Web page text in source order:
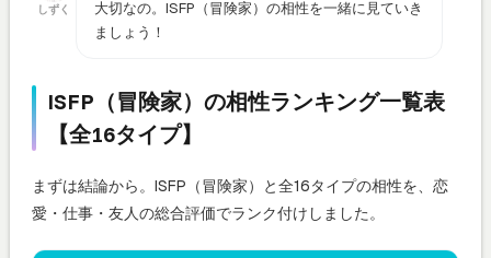
しずく
大切なの。ISFP（冒険家）の相性を一緒に見ていき
ましょう！
ISFP（冒険家）の相性ランキング一覧表
【全16タイプ】
まずは結論から。ISFP（冒険家）と全16タイプの相性を、恋
愛・仕事・友人の総合評価でランク付けしました。